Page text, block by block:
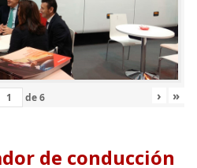
de6 › »
de conducción